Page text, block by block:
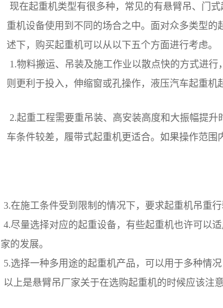
现在起重机类型有很多种，常见的有悬臂吊、门
重机设备使用到不同的场合之中。面对众多类型
述下，购买起重机可以从以下五个方面进行考虑。
1.物料搬运、吊装及施工作业以散点快的方式进
则更利于投入，伸缩窗或孔操作，液压汽车起重机
2.起重工程需要重吊装、高安装高度和大振幅提
车条件较差，履带式起重机更适合。如果操作范围
3.在施工条件受到限制的情况下，要求起重机吊重
4.尽量选择对应的起重设备，有些起重机也许可以
家的发展。
5.选择一种多用途的起重机产品，可以用于多种情况
以上是悬臂吊厂家关于在选购起重机的时候应该注